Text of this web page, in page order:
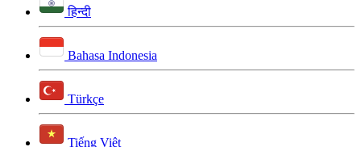
हिन्दी
Bahasa Indonesia
Türkçe
Tiếng Việt